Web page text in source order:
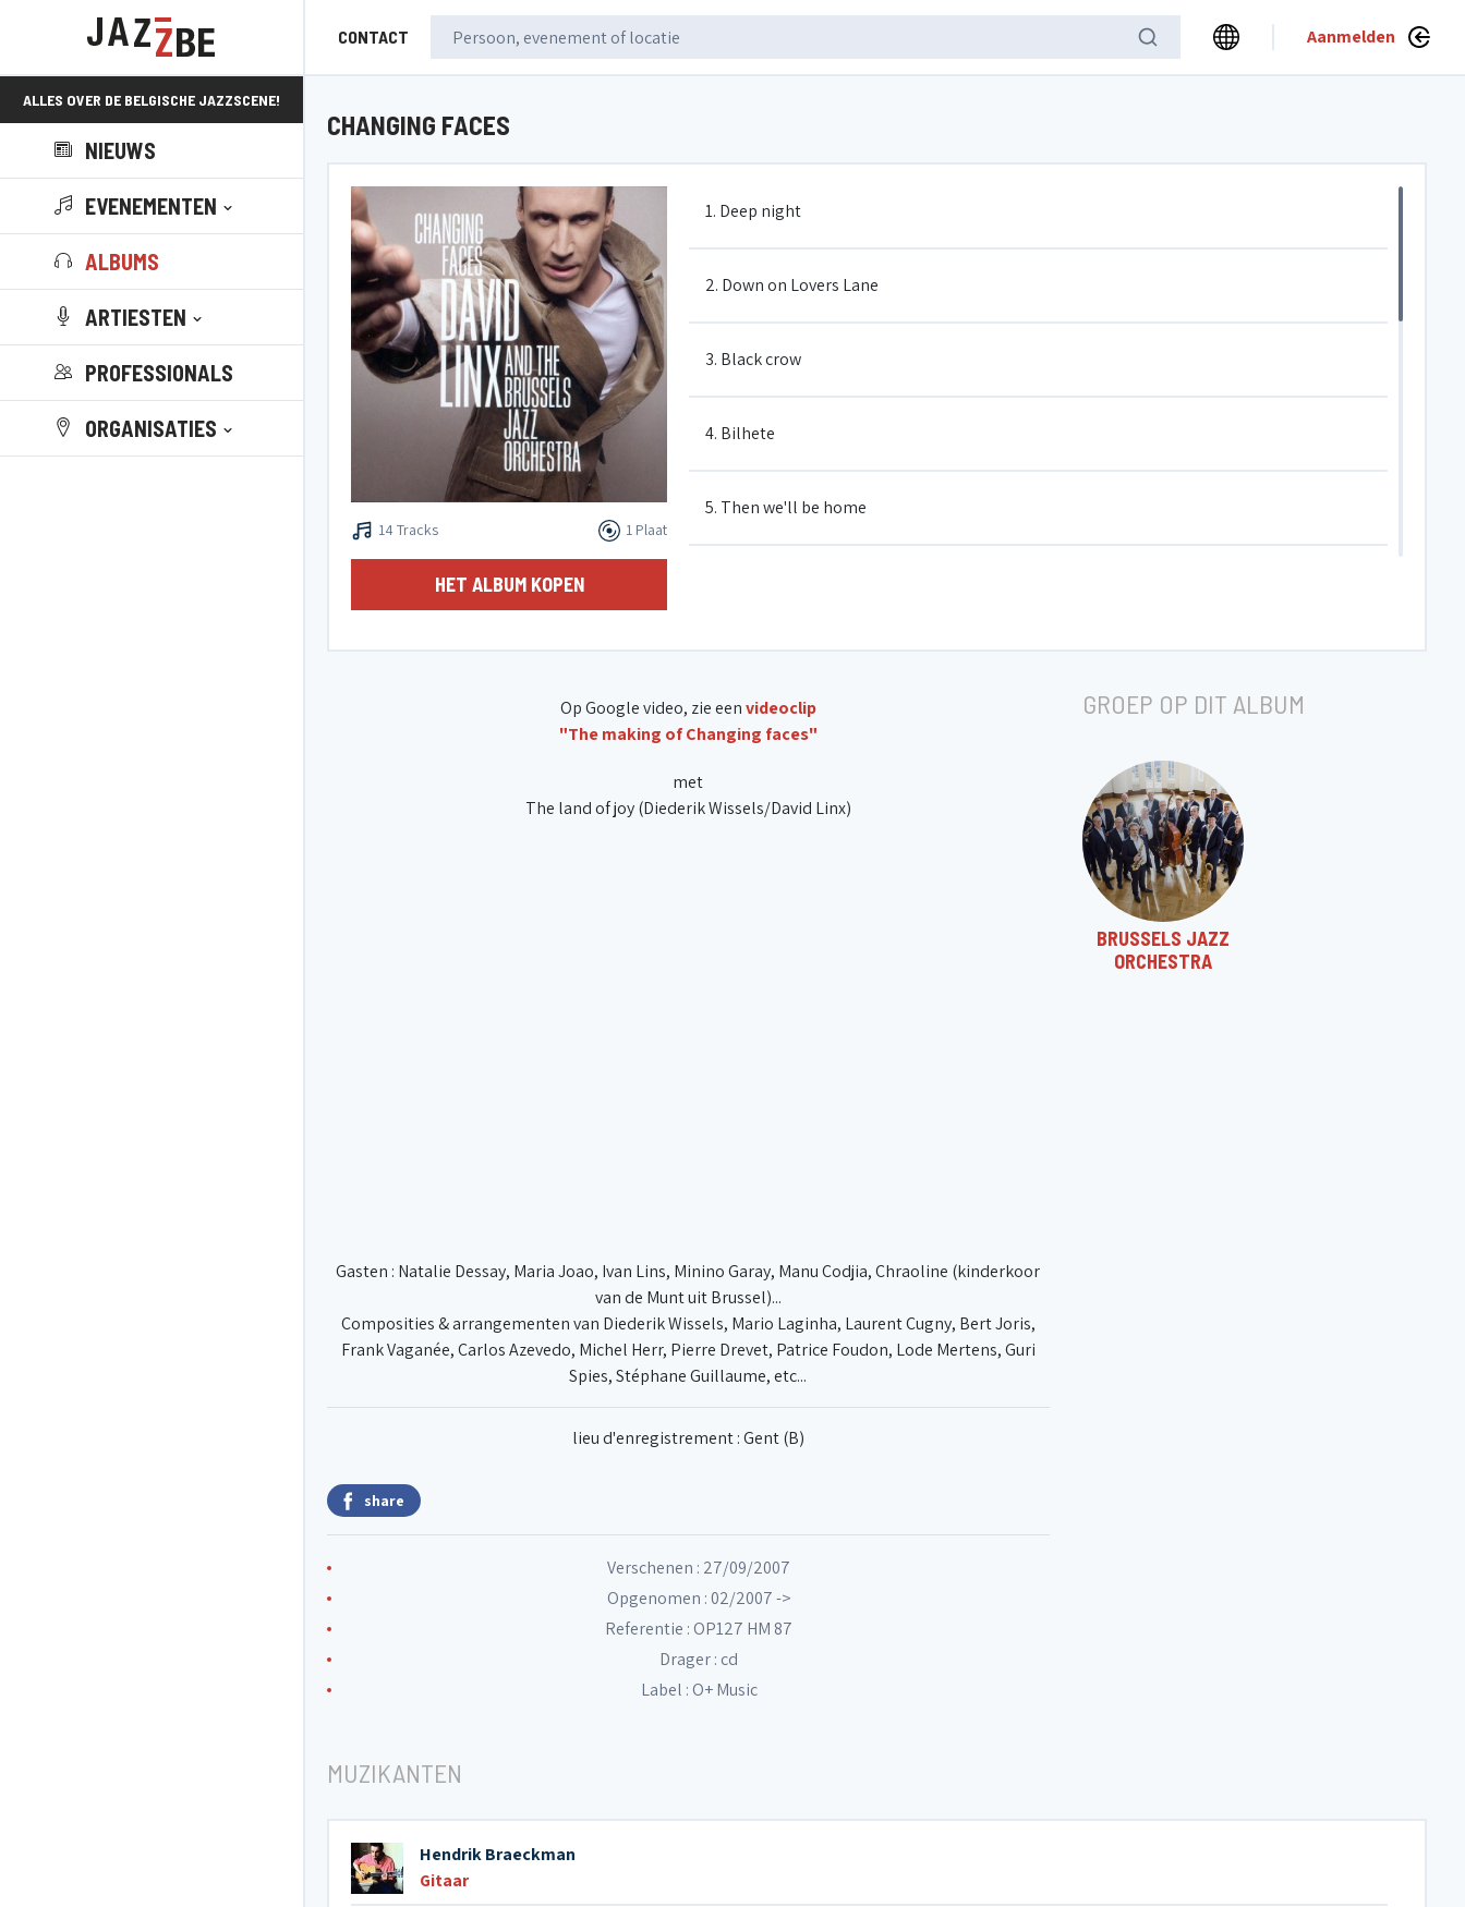
CONTACT Aanmelden
ALLES OVER DE BELGISCHE JAZZSCENE!
NIEUWS
EVENEMENTEN
ALBUMS
ARTIESTEN
PROFESSIONALS
ORGANISATIES
CHANGING FACES
14 Tracks 1 Plaat
HET ALBUM KOPEN
1. Deep night
2. Down on Lovers Lane
3. Black crow
4. Bilhete
5. Then we'll be home
7. Home in the spring
8. The land of joy
9. Por toda minha vida
Op Google video, zie eenvideoclip
"The making of Changing faces"
met
The land of joy (Diederik Wissels/David Linx)
Gasten : Natalie Dessay, Maria Joao, Ivan Lins, Minino Garay, Manu Codjia, Chraoline (kinderkoor
van de Munt uit Brussel)...
Composities & arrangementen van Diederik Wissels, Mario Laginha, Laurent Cugny, Bert Joris,
Frank Vaganée, Carlos Azevedo, Michel Herr, Pierre Drevet, Patrice Foudon, Lode Mertens, Guri
Spies, Stéphane Guillaume, etc...
lieu d'enregistrement : Gent (B)
share
Verschenen : 27/09/2007
Opgenomen : 02/2007 ->
Referentie : OP127 HM 87
Drager : cd
Label :O+ Music
GROEP OP DIT ALBUM
BRUSSELS JAZZ
ORCHESTRA
MUZIKANTEN
Hendrik Braeckman
Gitaar